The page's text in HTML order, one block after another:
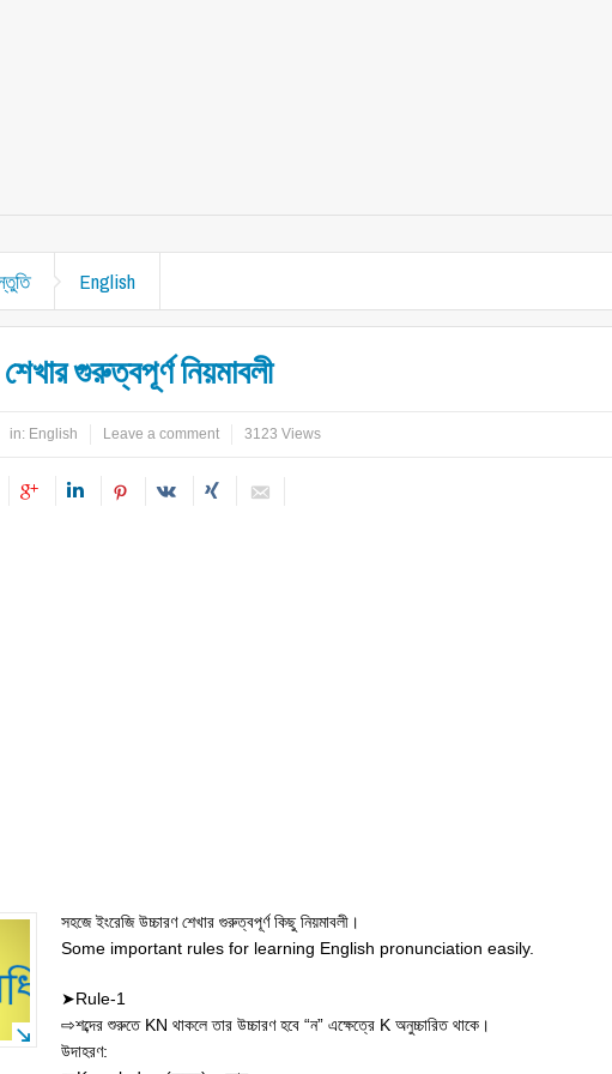
English
গুরুত্বপূর্ণ নিয়মাবলী
in: English Leave a comment 3123 Views
সহজে ইংরেজি উচ্চারণ শেখার গুরুত্বপূর্ণ কিছু নিয়মাবলী।
Some important rules for learning English pronunciation easily.
➤Rule-1
⇨শব্দের শুরুতে KN থাকলে তার উচ্চারণ হবে “ন” এক্ষেত্রে K অনুচ্চারিত থাকে।
উদাহরণ: